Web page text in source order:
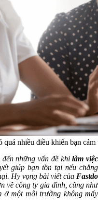
quá nhiều điều khiến bạn
đến những vấn đề khilàm việc
giúp bạn tồn tại nếu chẳng
Hy vọng bài viết của Fastdo
về công ty gia đình, cũng như
ở một môi trường không mấy